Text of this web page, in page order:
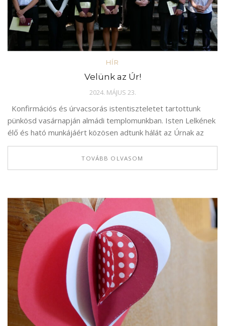
HÍR
Velünk az Úr!
2024. MÁJUS 23.
Konfirmációs és úrvacsorás istentiszteletet tartottunk
pünkösd vasárnapján almádi templomunkban. Isten Lelkének
élő és ható munkájáért közösen adtunk hálát az Úrnak az
TOVÁBB OLVASOM